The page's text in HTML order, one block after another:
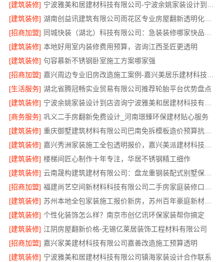
[建筑装修]
[建筑装修]
湖南创益讯建筑有限公司雨花区专业房屋翻新透明化施工
[招商加盟]
[建筑装修] 本地好用室内装修费用预算，咨询江西圣匠更透明
[建筑装修] 句容慕新不锈钢卧室施工方案哪家强
[招商加盟]
[生活服务] 湖北省腾冠畅实业贸易有限公司推荐轮胎平台优势盘点
[建筑装修]
[商务服务] 巩义二手房翻新免费设计_河南璟臻环保建材贴心服务
[建筑装修]
重庆御墅建筑材料有限公司巴南免拆模板造价预算抗震防风
[建筑装修]
[建筑装修] 楼梯间匠心制作十年专注，华居不锈钢精工细作
[建筑装修]
云南晟构建筑建材有限公司：盘龙重钢装配式别墅保温隔热
[招商加盟]
[建筑装修]
苏州本地全包家装施工报价新房，苏州百年豪庭新材料有限公司
[建筑装修] 个性化装饰怎么样？南京市创亿讯环保家装帮你搞定
[建筑装修] 江阴房屋翻新价格-无锡亿莱居装饰工程材料有限公司
[招商加盟] 嘉兴家美建材科技有限公司嘉善改造施工预算透明
[建筑装修] 宁波雅美和居建材科技有限公司镇海家装设计合作联系